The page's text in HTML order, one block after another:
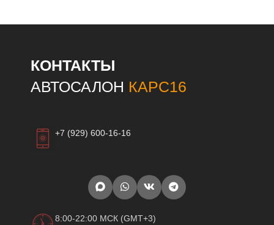
КОНТАКТЫ
АВТОСАЛОН КАРС16
+7 (929) 600-16-16
8:00-22:00 МСК (GMT+3)